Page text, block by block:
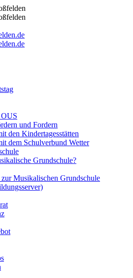
und Fordern
den Kindertagesstätten
dem Schulverbund Wetter
Grundschule?
Musikalischen Grundschule